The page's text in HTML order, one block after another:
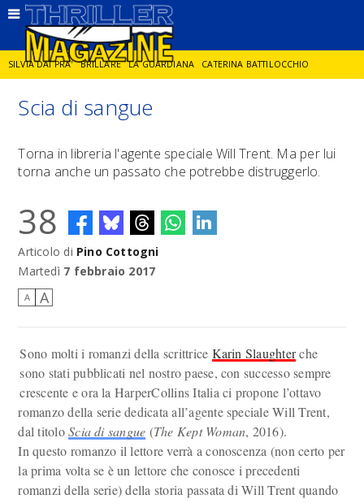
SILVIA DAI PRA' BRILLARE LA GUARDIANA CATERINA BATTILOCCHIO
JORGE DIAZ LA SPIA DELITTO IN CORNICE
DIEGO ZANDEL GLI ANNI DI PIETRA
Scia di sangue
Torna in libreria l'agente speciale Will Trent. Ma per lui
torna anche un passato che potrebbe distruggerlo.
38
Articolo di Pino Cottogni
Martedì 7 febbraio 2017
A A
Sono molti i romanzi della scrittrice Karin Slaughterche
sono stati pubblicati nel nostro paese, con successo sempre
crescente e ora la HarperCollins Italia ci propone l’ottavo
romanzo della serie dedicata all’agente speciale Will Trent,
dal titoloScia di sangue (The Kept Woman, 2016).
In questo romanzo il lettore verrà a conoscenza (non certo per
la prima volta se è un lettore che conosce i precedenti
romanzi della serie) della storia passata di Will Trent quando